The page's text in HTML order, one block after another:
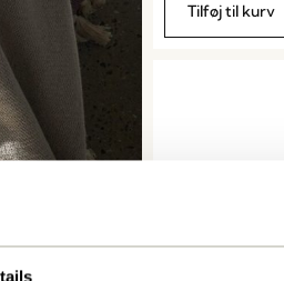
Tilføj til kurv